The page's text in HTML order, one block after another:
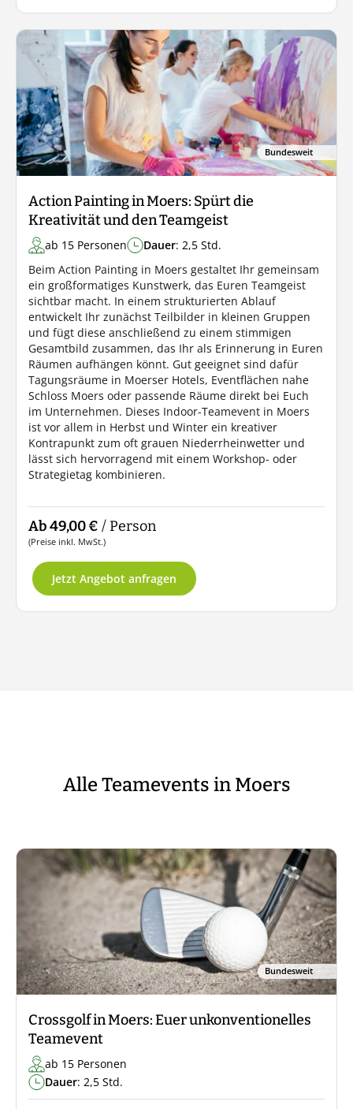
Bundesweit
Action Painting in Moers: Spürt die
Kreativität und den Teamgeist
ab 15 Personen Dauer: 2,5 Std.
Beim Action Painting in Moers gestaltet Ihr gemeinsam
ein großformatiges Kunstwerk, das Euren Teamgeist
sichtbar macht. In einem strukturierten Ablauf
entwickelt Ihr zunächst Teilbilder in kleinen Gruppen
und fügt diese anschließend zu einem stimmigen
Gesamtbild zusammen, das Ihr als Erinnerung in Euren
Räumen aufhängen könnt. Gut geeignet sind dafür
Tagungsräume in Moerser Hotels, Eventflächen nahe
Schloss Moers oder passende Räume direkt bei Euch
im Unternehmen. Dieses Indoor-Teamevent in Moers
ist vor allem in Herbst und Winter ein kreativer
Kontrapunkt zum oft grauen Niederrheinwetter und
lässt sich hervorragend mit einem Workshop- oder
Strategietag kombinieren.
Ab 49,00 € / Person
(Preise inkl. MwSt.)
Jetzt Angebot anfragen
Alle Teamevents in Moers
Bundesweit
Crossgolf in Moers: Euer unkonventionelles
Teamevent
ab 15 Personen
Dauer: 2,5 Std.